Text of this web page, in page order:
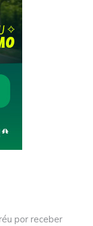
por receber